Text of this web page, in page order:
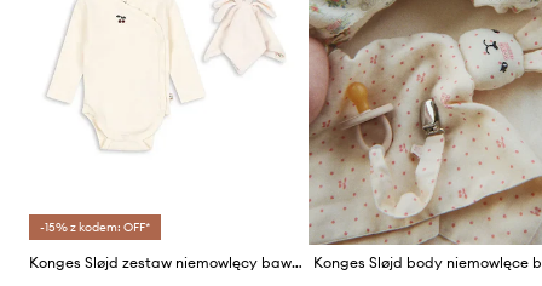
-15% z kodem: OFF*
Konges Sløjd zestaw niemowlęcy bawełniany MATERNITY PACKAGE 3-pack